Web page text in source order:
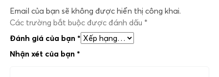
Email của bạn sẽ không được hiển thị công khai.
Các trường bắt buộc được đánh dấu *
Đánh giá của bạn *
Nhận xét của bạn *